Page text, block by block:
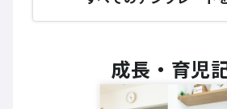
成長・育児